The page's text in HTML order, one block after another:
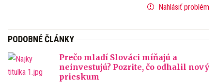
Nahlásiť problém
PODOBNÉ ČLÁNKY
Prečo mladí Slováci míňajú a
neinvestujú? Pozrite, čo odhalil nový
prieskum